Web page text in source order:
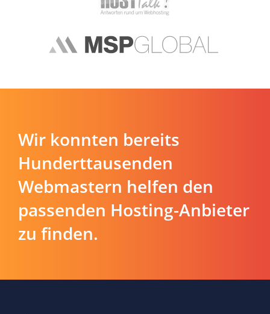
Wir konnten bereits
Hunderttausenden
Webmastern helfen den
passenden Hosting-Anbieter
zu finden.